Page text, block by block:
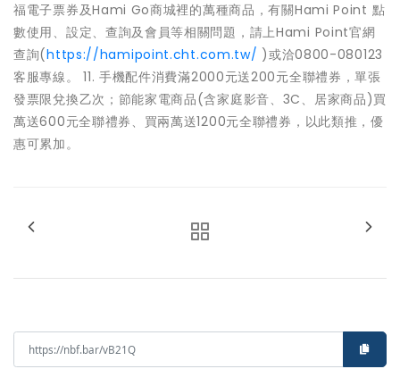
福電子票券及Hami Go商城裡的萬種商品，有關Hami Point 點
數使用、設定、查詢及會員等相關問題，請上Hami Point官網
查詢(https://hamipoint.cht.com.tw/ )或洽0800-080123
客服專線。 11. 手機配件消費滿2000元送200元全聯禮券，單張
發票限兌換乙次；節能家電商品(含家庭影音、3C、居家商品)買
萬送600元全聯禮券、買兩萬送1200元全聯禮券，以此類推，優
惠可累加。